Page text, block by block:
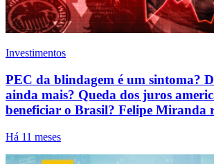
Investimentos
PEC da blindagem é um sintoma?
ainda mais? Queda dos juros
beneficiar o Brasil? Felipe Miranda
Há 11 meses